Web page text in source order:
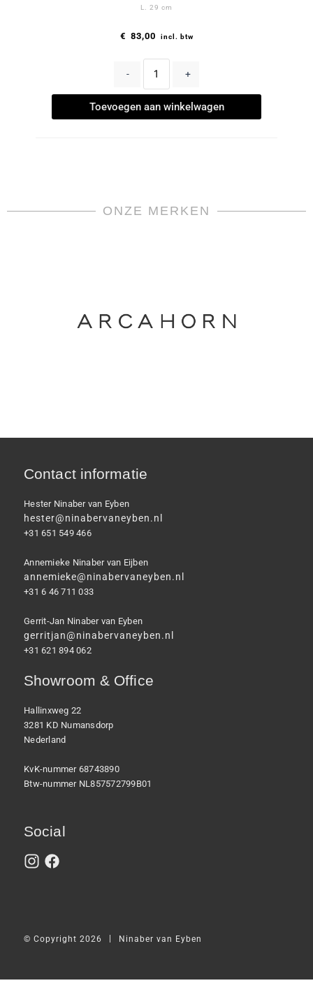
L. 29 cm
€ 83,00 incl. btw
- +
Toevoegen aan winkelwagen
ONZE MERKEN
Contact informatie
Hester Ninaber van Eyben
hester@ninabervaneyben.nl
+31 651 549 466
Annemieke Ninaber van Eijben
annemieke@ninabervaneyben.nl
+31 6 46 711 033
Gerrit-Jan Ninaber van Eyben
gerritjan@ninabervaneyben.nl
+31 621 894 062
Showroom & Office
Hallinxweg 22
3281 KD Numansdorp
Nederland
KvK-nummer 68743890
Btw-nummer NL857572799B01
Social
© Copyright 2026 Ninaber van Eyben